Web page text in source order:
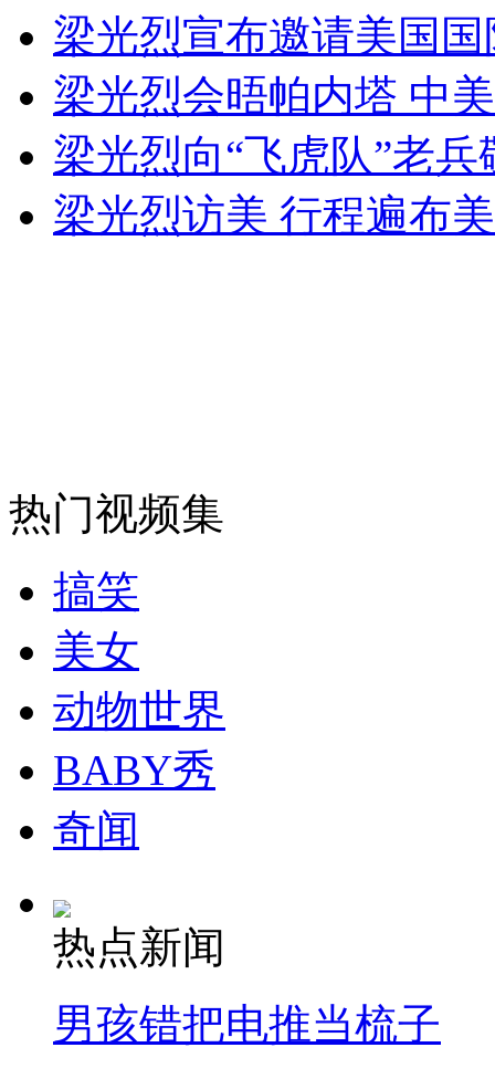
女孩北京地铁殴打老人 痛下狠手拳打脚踢
无痛分娩是否安全 医生回应
走！跟着总书记去植树
消防员救轻生者
纽约上演“枕头大战”
梁光烈宣布邀请美国
梁光烈会晤帕内塔 中
梁光烈向“飞虎队”老
梁光烈访美 行程遍布
热门视频集
搞笑
美女
动物世界
BABY秀
奇闻
热点新闻
男孩错把电推当梳子